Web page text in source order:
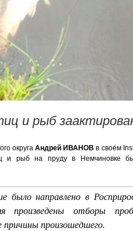
и рыб
округаАндрей ИВАНОВ в своём
и рыб на пруду в Немчиновке
было направлено в
произведены отборы
произошедшего.